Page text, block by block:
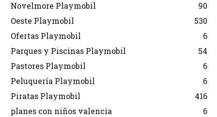
Novelmore Playmobil
90
Oeste Playmobil
530
Ofertas Playmobil
6
Parques y Piscinas Playmobil
54
Pastores Playmobil
6
Peluquería Playmobil
6
Piratas Playmobil
416
planes con niños valencia
6